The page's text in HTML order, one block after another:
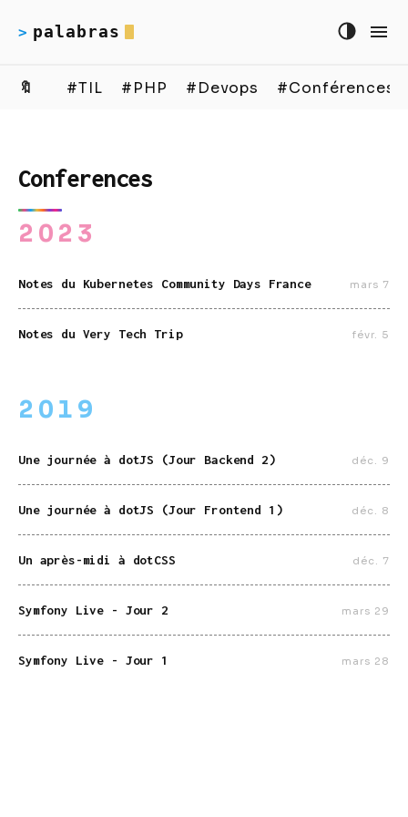
> palabras
🔖 #TIL #PHP #Devops #Conférences
Conferences
2023
Notes du Kubernetes Community Days France mars 7
Notes du Very Tech Trip févr. 5
2019
Une journée à dotJS (Jour Backend 2) déc. 9
Une journée à dotJS (Jour Frontend 1) déc. 8
Un après-midi à dotCSS déc. 7
Symfony Live - Jour 2 mars 29
Symfony Live - Jour 1 mars 28